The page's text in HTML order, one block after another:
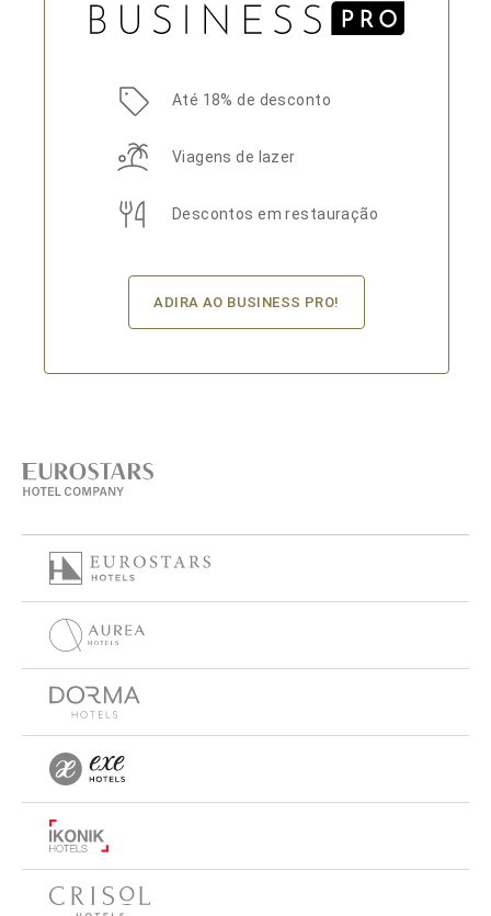
Até 18% de desconto
Viagens de lazer
Descontos em restauração
ADIRA AO BUSINESS PRO!